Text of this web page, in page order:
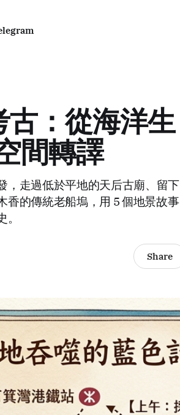
：從海洋生
間轉譯
，走過低於平地的天后古廟、留下
香的傳統老船塢，用 5 個地景故事
Share